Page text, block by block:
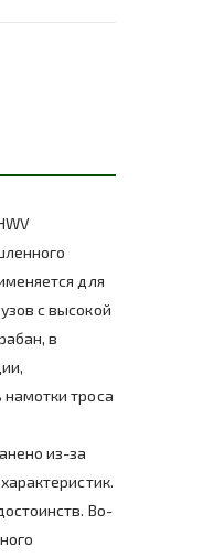
для
с высокой
в
троса
из-за
Во-